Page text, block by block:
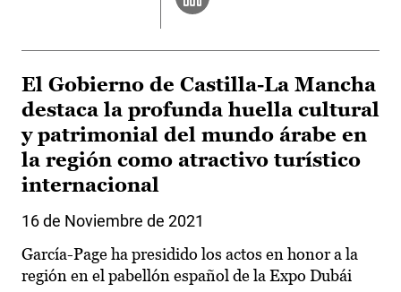
El Gobierno de Castilla-La Mancha
destaca la profunda huella cultural
y patrimonial del mundo árabe en
la región como atractivo turístico
internacional
16 de Noviembre de 2021
García-Page ha presidido los actos en honor a la
región en el pabellón español de la Expo Dubái